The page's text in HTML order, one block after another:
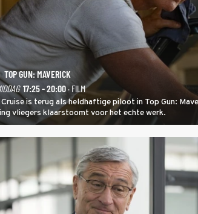
TOP GUN: MAVERICK
17:25 - 20:00· FILM
Cruise is terug als heldhaftige piloot in Top Gun:
vliegers klaarstoomt voor het echte werk.